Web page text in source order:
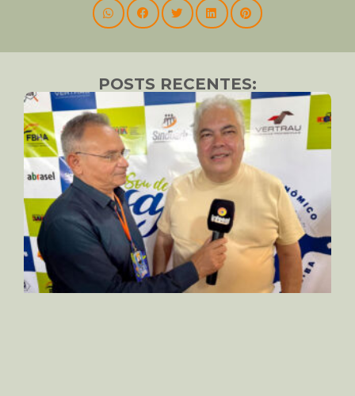
POSTS RECENTES: